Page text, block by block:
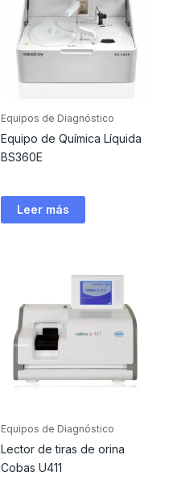
Equipos de Diagnóstico
Equipo de Química Líquida
BS360E
Leer más
Equipos de Diagnóstico
Lector de tiras de orina
Cobas U411